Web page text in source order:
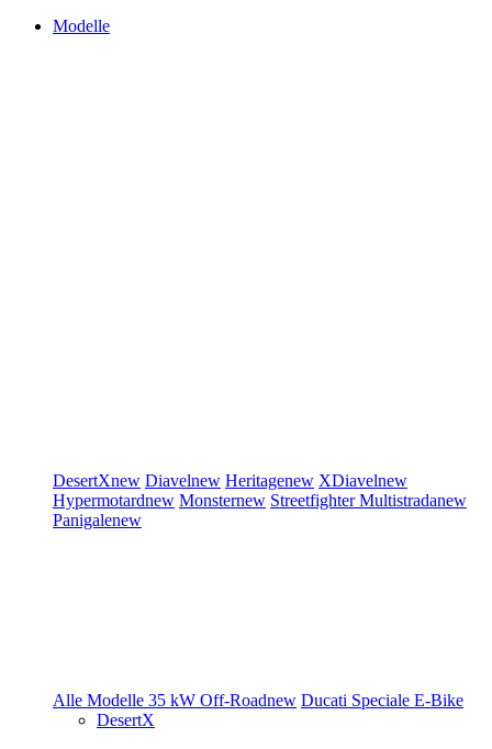
Modelle
DesertXnew Diavelnew Heritagenew XDiavelnew
Hypermotardnew Monsternew StreetfighterMultistradanew
Panigalenew
Alle Modelle 35 kW Off-Roadnew Ducati Speciale E-Bike
DesertX